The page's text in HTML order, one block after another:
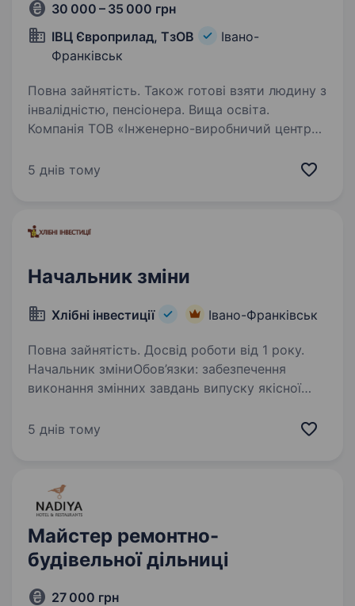
30 000 – 35 000 грн
ІВЦ Європрилад, ТзОВ
Івано-
Франківськ
Повна зайнятість. Також готові взяти людину з
інвалідністю, пенсіонера. Вища освіта.
Компанія ТОВ «Інженерно-виробничий центр
газорозподільних мереж. Запрошуємо в нашу
Вміння…
5 днів тому
Начальник зміни
Хлібні інвестиції Івано-Франківськ
Повна зайнятість. Досвід роботи від 1 року.
Начальник зміниОбов’язки: забезпечення
виконання змінних завдань випуску якісної
відповідно графіка передачі у службу
5 днів тому
Майстер ремонтно-
будівельної дільниці
27 000 грн